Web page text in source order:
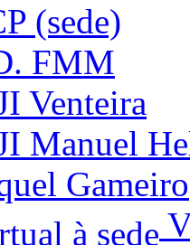
(sede)
FMM
Venteira
Manuel
Gameiro